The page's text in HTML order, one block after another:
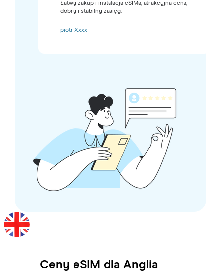
Łatwy zakup i instalacja eSIMa, atrakcyjna cena,
dobry i stabilny zasięg.
piotr Xxxx
Ceny eSIM dla Anglia